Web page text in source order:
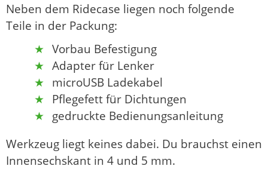
Neben dem Ridecase liegen noch folgende
Teile in der Packung:
Vorbau Befestigung
Adapter für Lenker
microUSB Ladekabel
Pflegefett für Dichtungen
gedruckte Bedienungsanleitung
Werkzeug liegt keines dabei. Du brauchst einen
Innensechskant in 4 und 5 mm.